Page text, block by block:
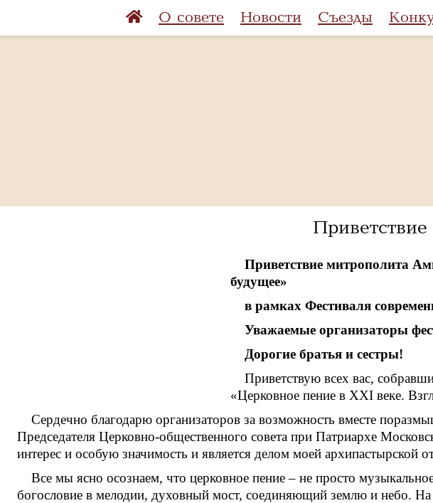
О совете Новости Съезды
Приветствие митрополита
будущее»
в рамках Фестиваля
Уважаемые организаторы
Дорогие братья и сестры!
Приветствую всех вас,
«Церковное пение в XXI веке.
Сердечно благодарю организаторов за возможность вместе
Председателя Церковно-общественного совета при Патриархе
интерес и особую значимость и является делом моей архипастырской
Все мы ясно осознаем, что церковное пение – не просто
богословие в мелодии, духовный мост, соединяющий землю и небо.